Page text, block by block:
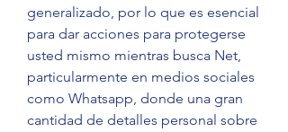
generalizado, por lo que es esencial
para dar acciones para protegerse
usted mismo mientras busca Net,
particularmente en medios sociales
como Whatsapp, donde una gran
cantidad de detalles personal sobre